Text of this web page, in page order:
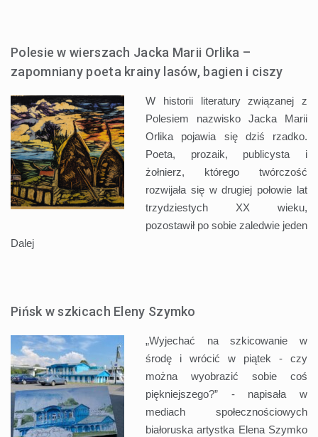
Polesie w wierszach Jacka Marii Orlika –
zapomniany poeta krainy lasów, bagien i ciszy
W historii literatury związanej z
Polesiem nazwisko Jacka Marii
Orlika pojawia się dziś rzadko.
Poeta, prozaik, publicysta i
żołnierz, którego twórczość
rozwijała się w drugiej połowie lat
trzydziestych XX wieku,
pozostawił po sobie zaledwie jeden
Dalej
Pińsk w szkicach Eleny Szymko
„Wyjechać na szkicowanie w
środę i wrócić w piątek - czy
można wyobrazić sobie coś
piękniejszego?” - napisała w
mediach społecznościowych
białoruska artystka Elena Szymko